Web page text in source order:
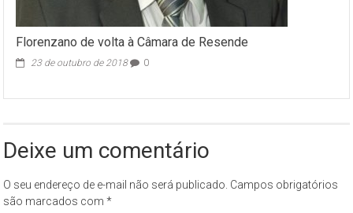
Florenzano de volta à Câmara de Resende
23 de outubro de 2018 0
Deixe um comentário
O seu endereço de e-mail não será publicado. Campos obrigatórios
são marcados com*